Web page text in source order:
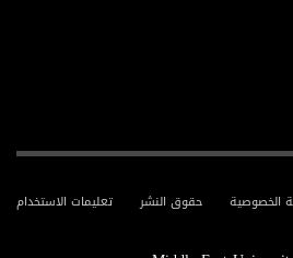
تعليمات الاستخدام حقوق النشر الخصوصية